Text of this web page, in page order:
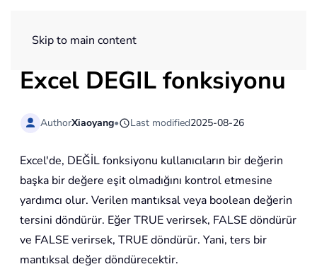
Skip to main content
Excel DEĞİL fonksiyonu
AuthorXiaoyang• Last modified2025-08-26
Excel'de, DEĞİL fonksiyonu kullanıcıların bir değerin
başka bir değere eşit olmadığını kontrol etmesine
yardımcı olur. Verilen mantıksal veya boolean değerin
tersini döndürür. Eğer TRUE verirsek, FALSE döndürür
ve FALSE verirsek, TRUE döndürür. Yani, ters bir
mantıksal değer döndürecektir.